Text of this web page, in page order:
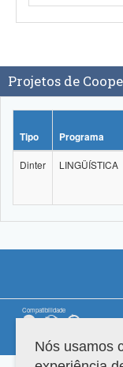
Projetos de
Tipo Programa
Dinter LINGÜÍSTICA
Compatibilidade
Versão do sistema:
Nós usamos